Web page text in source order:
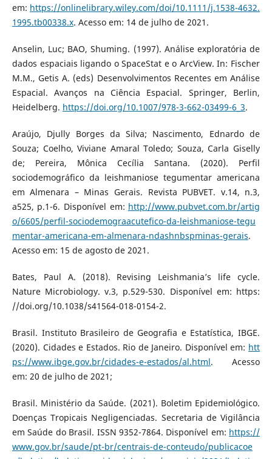
em: https://onlinelibrary.wiley.com/doi/10.1111/j.1538-4632.
1995.tb00338.x. Acesso em: 14 de julho de 2021.
Anselin, Luc; BAO, Shuming. (1997). Análise exploratória de
dados espaciais ligando o SpaceStat e o ArcView. In: Fischer
M.M., Getis A. (eds) Desenvolvimentos Recentes em Análise
Espacial. Avanços na Ciência Espacial. Springer, Berlin,
Heidelberg. https://doi.org/10.1007/978-3-662-03499-6_3.
Araújo, Djully Borges da Silva; Nascimento, Ednardo de
Souza; Coelho, Viviane Amaral Toledo; Souza, Carla Giselly
de; Pereira, Mônica Cecília Santana. (2020). Perfil
sociodemográfico da leishmaniose tegumentar americana
em Almenara – Minas Gerais. Revista PUBVET. v.14, n.3,
a525, p.1-6. Disponível em: http://www.pubvet.com.br/artig
o/6605/perfil-sociodemograacutefico-da-leishmaniose-tegu
mentar-americana-em-almenara-ndashnbspminas-gerais.
Acesso em: 15 de agosto de 2021.
Bates, Paul A. (2018). Revising Leishmania’s life cycle.
Nature Microbiology. v.3, p.529-530. Disponível em: https:
//doi.org/10.1038/s41564-018-0154-2.
Brasil. Instituto Brasileiro de Geografia e Estatística, IBGE.
(2020). Cidades e Estados. Rio de Janeiro. Disponível em: htt
ps://www.ibge.gov.br/cidades-e-estados/al.html. Acesso
em: 20 de julho de 2021;
Brasil. Ministério da Saúde. (2021). Boletim Epidemiológico.
Doenças Tropicais Negligenciadas. Secretaria de Vigilância
em Saúde do Brasil. ISSN 9352-7864. Disponível em: https://
www.gov.br/saude/pt-br/centrais-de-conteudo/publicacoe